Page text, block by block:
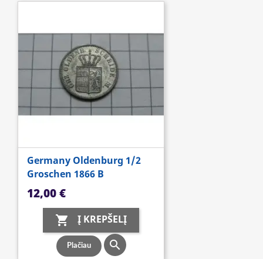
Germany Oldenburg 1/2
Groschen 1866 B
Kaina
12,00 €
 Į KREPŠELĮ
Plačiau 